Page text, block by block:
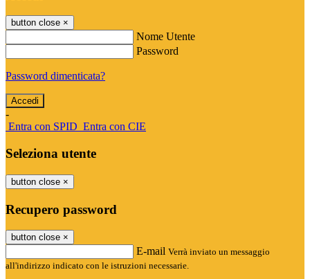
button close ×
Nome Utente
Password
Password dimenticata?
-
Entra con SPID Entra con CIE
Seleziona utente
button close ×
Recupero password
button close ×
E-mail Verrà inviato un messaggio
all'indirizzo indicato con le istruzioni necessarie.